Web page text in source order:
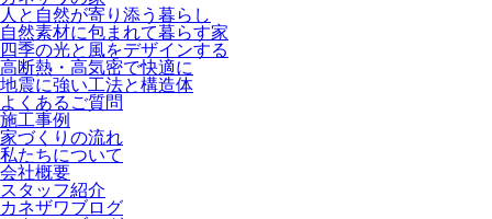
人と自然が寄り添う暮らし
自然素材に包まれて暮らす家
四季の光と風をデザインする
高断熱・高気密で快適に
地震に強い工法と構造体
よくあるご質問
施工事例
家づくりの流れ
私たちについて
会社概要
スタッフ紹介
カネザワブログ